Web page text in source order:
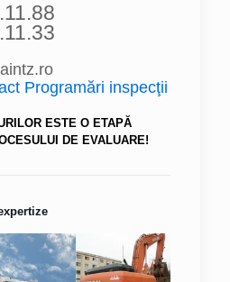
Programări inspecţii
ESTE O ETAPĂ
DE EVALUARE!